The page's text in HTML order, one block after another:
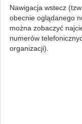
Nawigacja wstecz
obecnie oglądanego
można zobaczyć
numerów
organizacji).